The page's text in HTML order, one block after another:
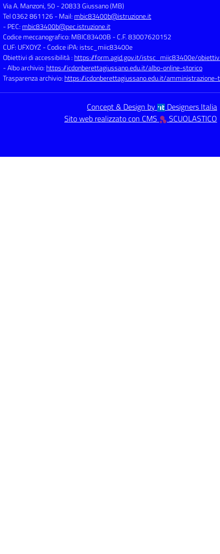
Via A. Manzoni, 50-20833 Giussano (MB)
Tel 0362 861126- Mail: mbic83400b@istruzione.it
- PEC: mbic83400b@pec.istruzione.it
Codice meccanografico: MBIC83400B - C.F. 83007620152
CUF: UFXOYZ - Codice iPA: istsc_miic83400e
Obiettivi di accessibilità : https://form.agid.gov.it/istsc_miic83400e/
- Albo archivio: https://icdonberettagiussano.edu.it/albo-online-storico
Trasparenza archivio: https://icdonberettagiussano.edu.it/
Concept & Design by
Designers Italia
Sito web realizzato con CMS
SCUOLASTICO